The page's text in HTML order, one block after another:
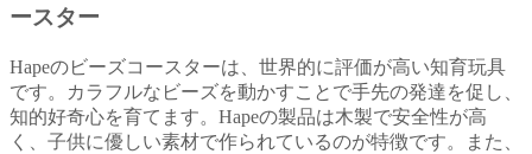
ースター
Hapeのビーズコースターは、世界的に評価が高い知育玩具
です。カラフルなビーズを動かすことで手先の発達を促し、
知的好奇心を育てます。Hapeの製品は木製で安全性が高
く、子供に優しい素材で作られているのが特徴です。また、